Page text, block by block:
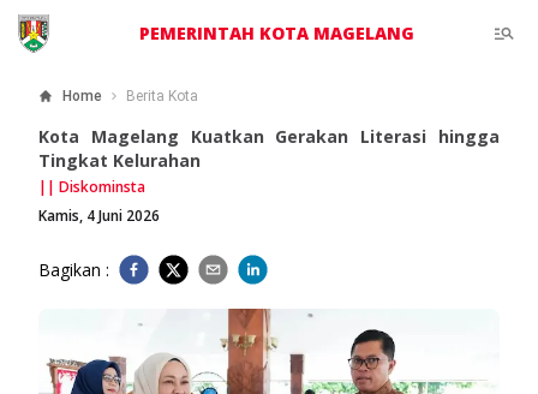
PEMERINTAH KOTA MAGELANG
Home Berita Kota
Kota Magelang Kuatkan Gerakan Literasi hingga
Tingkat Kelurahan
|| Diskominsta
Kamis, 4 Juni 2026
Bagikan :